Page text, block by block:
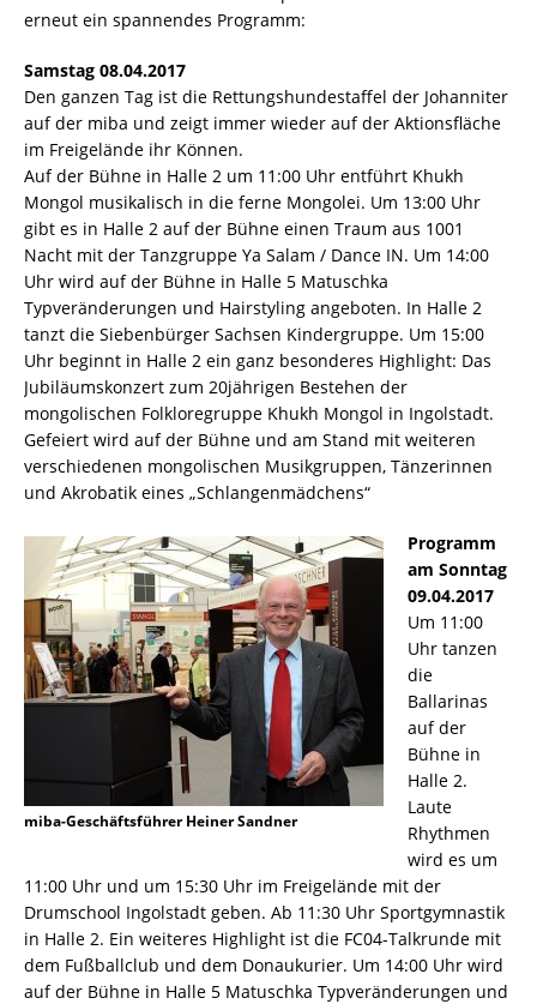
erneut ein spannendes Programm:
Samstag 08.04.2017
Den ganzen Tag ist die Rettungshundestaffel der Johanniter
auf der miba und zeigt immer wieder auf der Aktionsfläche
im Freigelände ihr Können.
Auf der Bühne in Halle 2 um 11:00 Uhr entführt Khukh
Mongol musikalisch in die ferne Mongolei. Um 13:00 Uhr
gibt es in Halle 2 auf der Bühne einen Traum aus 1001
Nacht mit der Tanzgruppe Ya Salam / Dance IN. Um 14:00
Uhr wird auf der Bühne in Halle 5 Matuschka
Typveränderungen und Hairstyling angeboten. In Halle 2
tanzt die Siebenbürger Sachsen Kindergruppe. Um 15:00
Uhr beginnt in Halle 2 ein ganz besonderes Highlight: Das
Jubiläumskonzert zum 20jährigen Bestehen der
mongolischen Folkloregruppe Khukh Mongol in Ingolstadt.
Gefeiert wird auf der Bühne und am Stand mit weiteren
verschiedenen mongolischen Musikgruppen, Tänzerinnen
und Akrobatik eines „Schlangenmädchens“
miba-Geschäftsführer Heiner Sandner
Programm
am Sonntag
09.04.2017
Um 11:00
Uhr tanzen
die
Ballarinas
auf der
Bühne in
Halle 2.
Laute
Rhythmen
wird es um
11:00 Uhr und um 15:30 Uhr im Freigelände mit der
Drumschool Ingolstadt geben. Ab 11:30 Uhr Sportgymnastik
in Halle 2. Ein weiteres Highlight ist die FC04-Talkrunde mit
dem Fußballclub und dem Donaukurier. Um 14:00 Uhr wird
auf der Bühne in Halle 5 Matuschka Typveränderungen und